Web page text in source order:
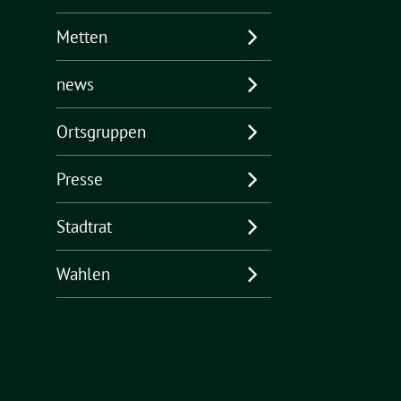
Metten
news
Ortsgruppen
Presse
Stadtrat
Wahlen